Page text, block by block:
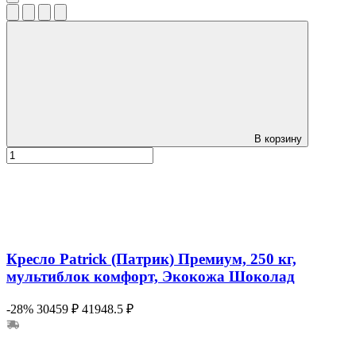
В корзину
Кресло Patrick (Патрик) Премиум, 250 кг,
мультиблок комфорт, Экокожа Шоколад
-28% 30459 ₽ 41948.5 ₽